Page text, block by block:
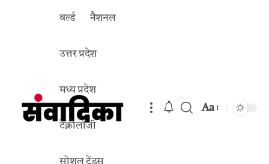
वर्ल्ड नैशनल
उत्तर प्रदेश
मध्य प्रदेश
टेक्नोलॉजी
सोशल ट्रेंड्स
Aa